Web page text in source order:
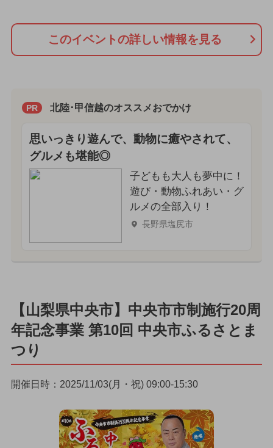
このイベントの詳しい情報を見る
PR 北陸･甲信越のオススメおでかけ
思いっきり遊んで、動物に癒やされて、
グルメも堪能◎
子どもも大人も夢中に！
遊び・動物ふれあい・グ
ルメの全部入り！
長野県塩尻市
【山梨県中央市】中央市市制施行20周
年記念事業 第10回 中央市ふるさとま
つり
開催日時：2025/11/03(月・祝) 09:00-15:30